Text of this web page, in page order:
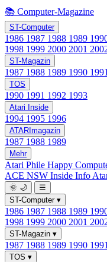
📚 Computer-Magazine
ST-Computer
1986 1987 1988 1989
1998 1999 2000 2001
ST-Magazin
1987 1988 1989 1990 1991
TOS
1990 1991 1992 1993
Atari Inside
1994 1995 1996
ATARImagazin
1987 1988 1989
Mehr
Atari Phile Happy
ACE NSW Inside Info
🌞 🌙
☰
ST-Computer ▾
1986 1987 1988 1989
1998 1999 2000 2001
ST-Magazin ▾
1987 1988 1989 1990 1991
TOS ▾